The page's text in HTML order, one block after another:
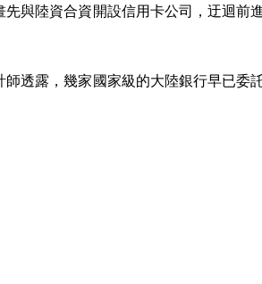
與陸資合資開設信用卡公司，迂迴前
透露，幾家國家級的大陸銀行早已委